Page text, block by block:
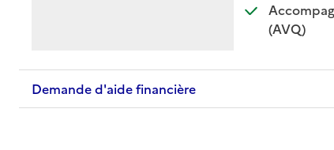
(AVQ)
:
: non
Demande d'aide financière